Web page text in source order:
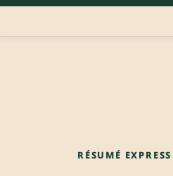
RÉSUMÉ EXPRESS